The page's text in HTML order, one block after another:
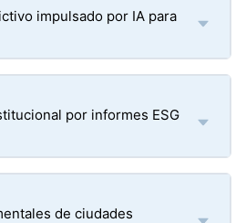
impulsado por IA para
por informes ESG
de ciudades